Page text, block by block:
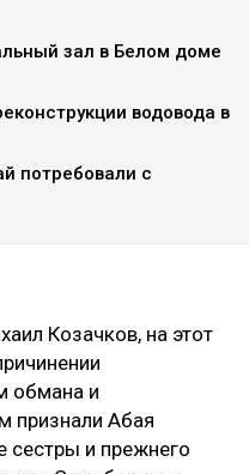
зал в Белом доме
водовода в
потребовали с
Козачков, на этот
обмана и
признали Абая
и прежнего